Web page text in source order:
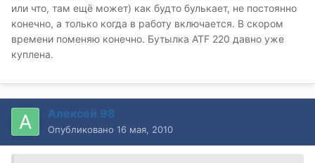
или что, там ещё может) как будто булькает, не постоянно
конечно, а только когда в работу включается. В скором
времени поменяю конечно. Бутылка ATF 220 давно уже
куплена.
Алексей 98
Опубликовано 16 мая, 2010